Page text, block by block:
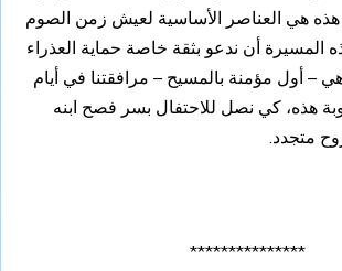
هذه هي العناصر الأساسية لعيش زمن الصوم
المسيرة أن ندعو بثقة خاصة حماية العذراء
– أول مؤمنة بالمسيح – مرافقتنا في أيام
هذه، كي نصل للاحتفال بسر فصح ابنه
متجدد.
***************